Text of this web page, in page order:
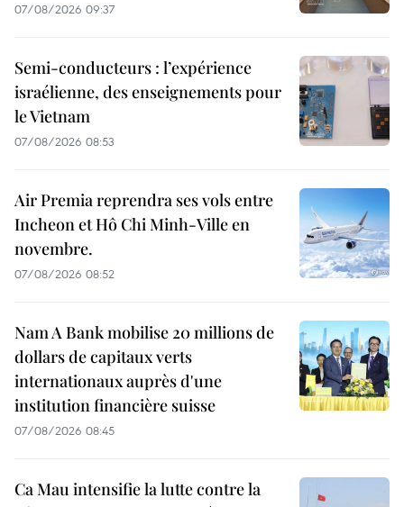
07/08/2026 09:37
Semi-conducteurs : l’expérience
israélienne, des enseignements pour
le Vietnam
07/08/2026 08:53
Air Premia reprendra ses vols entre
Incheon et Hô Chi Minh-Ville en
novembre.
07/08/2026 08:52
Nam A Bank mobilise 20 millions de
dollars de capitaux verts
internationaux auprès d'une
institution financière suisse
07/08/2026 08:45
Ca Mau intensifie la lutte contre la